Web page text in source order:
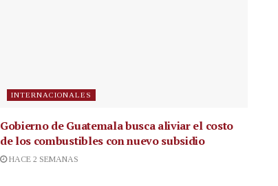
INTERNACIONALES
Gobierno de Guatemala busca aliviar el costo
de los combustibles con nuevo subsidio
HACE 2 SEMANAS